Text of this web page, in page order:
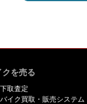
クを売る
取査定
イク買取・販売システム